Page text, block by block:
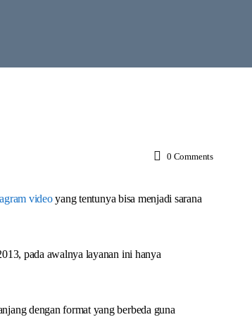
0 Comments
videoyang tentunya bisa menjadi sarana
pada awalnya layanan ini hanya
dengan format yang berbeda guna